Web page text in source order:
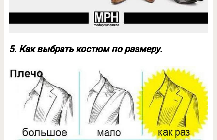
5. Как выбрать костюм по размеру.